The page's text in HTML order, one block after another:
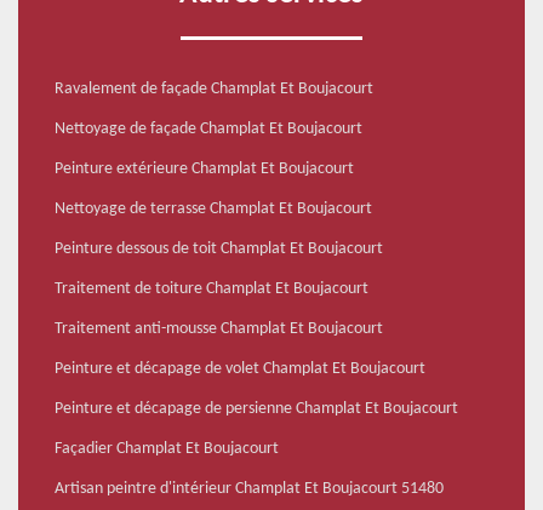
Ravalement de façade Champlat Et Boujacourt
Nettoyage de façade Champlat Et Boujacourt
Peinture extérieure Champlat Et Boujacourt
Nettoyage de terrasse Champlat Et Boujacourt
Peinture dessous de toit Champlat Et Boujacourt
Traitement de toiture Champlat Et Boujacourt
Traitement anti-mousse Champlat Et Boujacourt
Peinture et décapage de volet Champlat Et Boujacourt
Peinture et décapage de persienne Champlat Et Boujacourt
Façadier Champlat Et Boujacourt
Artisan peintre d'intérieur Champlat Et Boujacourt 51480